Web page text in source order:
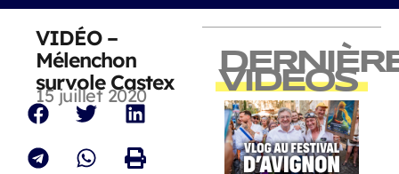
VIDÉO –
Mélenchon
survole Castex
15 juillet 2020 VIDEOS